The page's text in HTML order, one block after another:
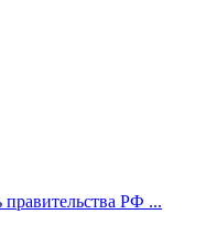
РФ ...